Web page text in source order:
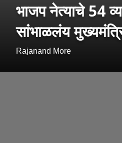
भाजप नेत्याचे 54
सांभाळलंय
Rajanand More